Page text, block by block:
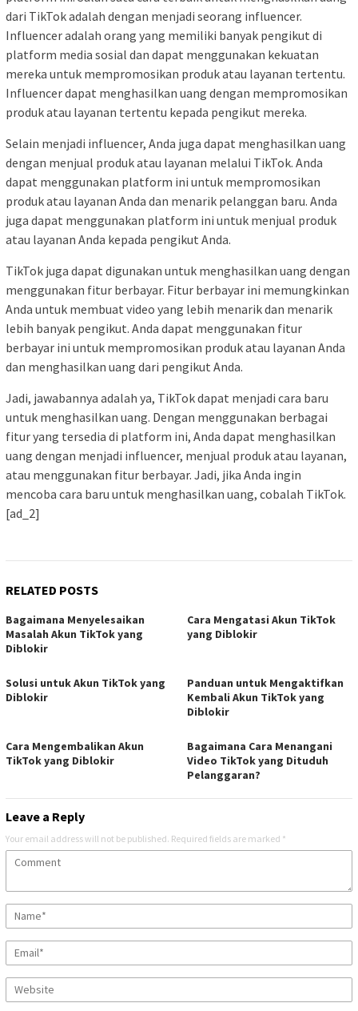
dari TikTok adalah dengan menjadi seorang influencer.
Influencer adalah orang yang memiliki banyak pengikut di
platform media sosial dan dapat menggunakan kekuatan
mereka untuk mempromosikan produk atau layanan tertentu.
Influencer dapat menghasilkan uang dengan mempromosikan
produk atau layanan tertentu kepada pengikut mereka.
Selain menjadi influencer, Anda juga dapat menghasilkan uang
dengan menjual produk atau layanan melalui TikTok. Anda
dapat menggunakan platform ini untuk mempromosikan
produk atau layanan Anda dan menarik pelanggan baru. Anda
juga dapat menggunakan platform ini untuk menjual produk
atau layanan Anda kepada pengikut Anda.
TikTok juga dapat digunakan untuk menghasilkan uang dengan
menggunakan fitur berbayar. Fitur berbayar ini memungkinkan
Anda untuk membuat video yang lebih menarik dan menarik
lebih banyak pengikut. Anda dapat menggunakan fitur
berbayar ini untuk mempromosikan produk atau layanan Anda
dan menghasilkan uang dari pengikut Anda.
Jadi, jawabannya adalah ya, TikTok dapat menjadi cara baru
untuk menghasilkan uang. Dengan menggunakan berbagai
fitur yang tersedia di platform ini, Anda dapat menghasilkan
uang dengan menjadi influencer, menjual produk atau layanan,
atau menggunakan fitur berbayar. Jadi, jika Anda ingin
mencoba cara baru untuk menghasilkan uang, cobalah TikTok.
[ad_2]
RELATED POSTS
Bagaimana Menyelesaikan
Masalah Akun TikTok yang
Diblokir
Cara Mengatasi Akun TikTok
yang Diblokir
Solusi untuk Akun TikTok yang
Diblokir
Panduan untuk Mengaktifkan
Kembali Akun TikTok yang
Diblokir
Cara Mengembalikan Akun
TikTok yang Diblokir
Bagaimana Cara Menangani
Video TikTok yang Dituduh
Pelanggaran?
Leave a Reply
Your email address will not be published. Required fields are marked *